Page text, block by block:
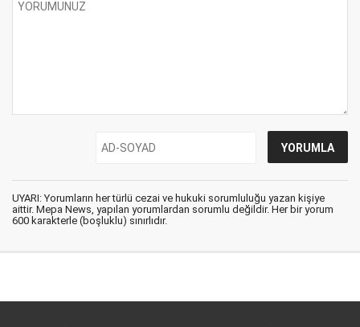
UYARI: Yorumların her türlü cezai ve hukuki sorumluluğu yazan kişiye
aittir. Mepa News, yapılan yorumlardan sorumlu değildir. Her bir yorum
600 karakterle (boşluklu) sınırlıdır.